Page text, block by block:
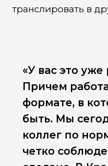
транслировать в
«У вас это уже
Причем
формате, в
быть. Мы
коллег по
четко